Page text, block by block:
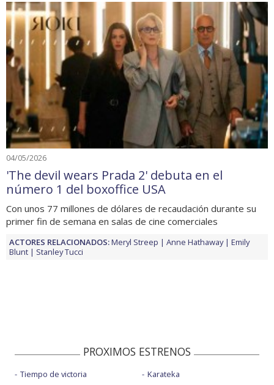
04/05/2026
'The devil wears Prada 2' debuta en el
número 1 del boxoffice USA
Con unos 77 millones de dólares de recaudación durante su
primer fin de semana en salas de cine comerciales
ACTORES RELACIONADOS:Meryl Streep Anne Hathaway
Emily
Blunt
Stanley Tucci
PROXIMOS ESTRENOS
Tiempo de victoria
Karateka